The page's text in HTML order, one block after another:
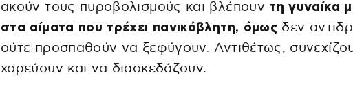
ακούν τους πυροβολισμούς και βλέπουν τη γυναίκα
στα αίματα που τρέχει πανικόβλητη, όμως δεν
ούτε προσπαθούν να ξεφύγουν. Αντιθέτως,
χορεύουν και να διασκεδάζουν.